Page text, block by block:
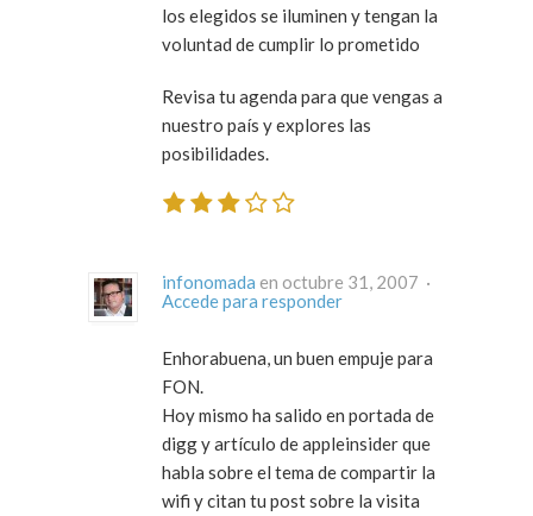
los elegidos se iluminen y tengan la
voluntad de cumplir lo prometido
Revisa tu agenda para que vengas a
nuestro país y explores las
posibilidades.
infonomada
en octubre 31, 2007 ·
Accede para responder
Enhorabuena, un buen empuje para
FON.
Hoy mismo ha salido en portada de
digg y artículo de appleinsider que
habla sobre el tema de compartir la
wifi y citan tu post sobre la visita